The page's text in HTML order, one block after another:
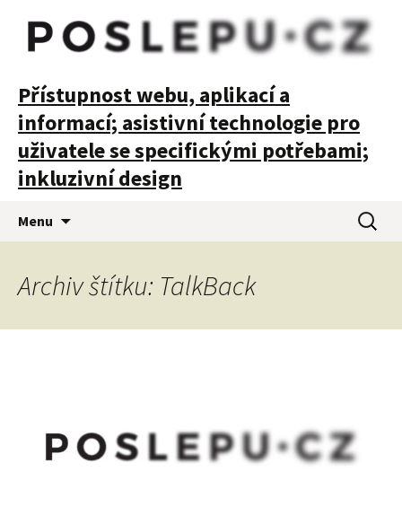
POSLEPU
Přístupnost webu, aplikací a
informací; asistivní technologie pro
uživatele se specifickými potřebami;
inkluzivní design
Menu
webu
Archiv štítku: TalkBack